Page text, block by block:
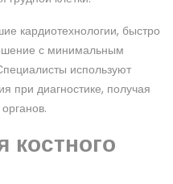
кардиотехнологии, быстро
с минимальным
используют
при диагностике, получая
костного